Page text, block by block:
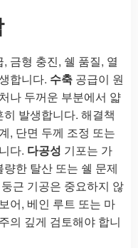
금형 충진, 쉘 품질, 열
합니다. 수축 공급이 원
나 두꺼운 부분에서 얇
발생합니다. 해결책
, 단면 두께 조정 또는
다. 다공성 기포는 가
한 탈산 또는 쉘 문제
근 기공은 중요하지 않
어, 베인 루트 또는 마
의 깊게 검토해야 합니